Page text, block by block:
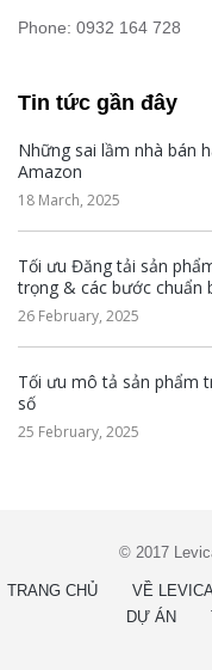
Phone: 0932 164 728
Tin tức gần đây
Những sai lầm nhà bán
Amazon
18 March, 2025
Tối ưu Đăng tải sản
trọng & các bước chuẩn
26 February, 2025
Tối ưu mô tả sản phẩm
số
25 February, 2025
© 2017
TRANG CHỦ VỀ
DỰ ÁN